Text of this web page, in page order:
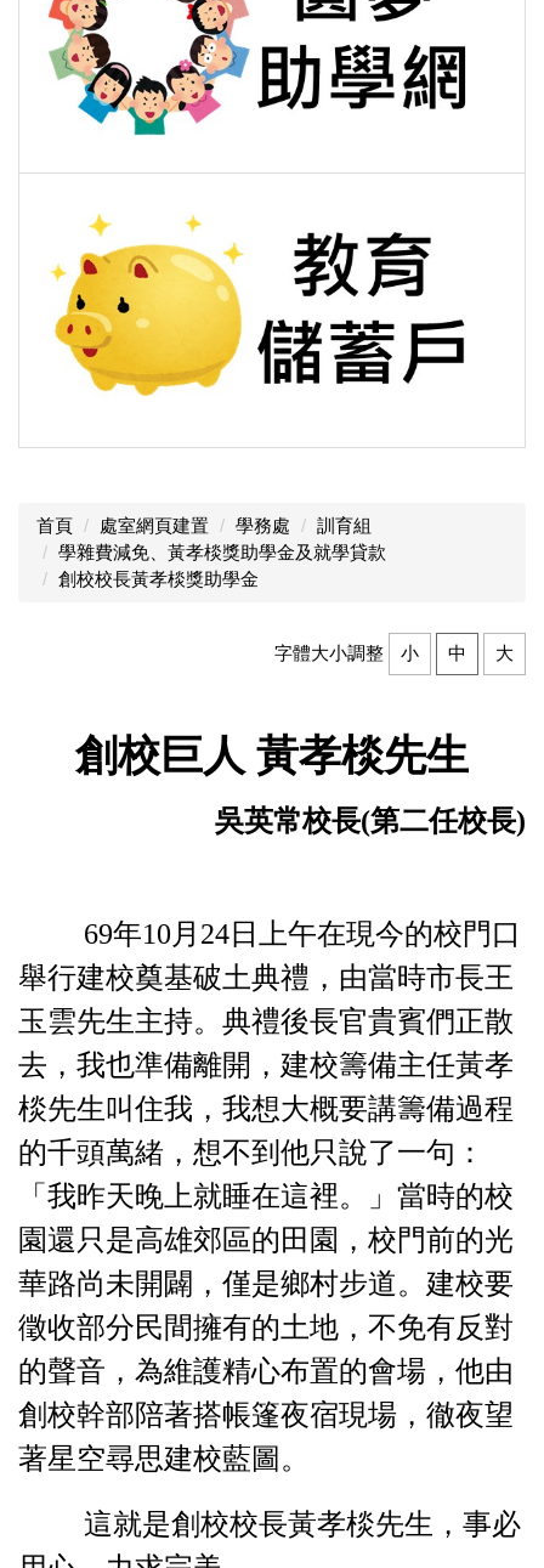
首頁 處室網頁建置 學務處
訓育組
學雜費減免、黃孝棪獎助學金及就學貸款
創校校長黃孝棪獎助學金
字體大小調整 小 中 大
創校巨人 黃孝棪先生
吳英常校長(第二任校長)
69年10月24日 上午在現今的校門口
舉行建校奠基破土典禮，由當時市長王
玉雲先生主持。典禮後長官貴賓們正散
去，我也準備離開，建校籌備主任黃孝
棪先生叫住我，我想大概要講籌備過程
的千頭萬緒，想不到他只說了一句：
「我昨天晚上就睡在這裡。」當時的校
園還只是高雄郊區的田園，校門前的光
華路尚未開闢，僅是鄉村步道。建校要
徵收部分民間擁有的土地，不免有反對
的聲音，為維護精心布置的會場，他由
創校幹部陪著搭帳篷夜宿現場，徹夜望
著星空尋思建校藍圖。
這就是創校校長黃孝棪先生，事必